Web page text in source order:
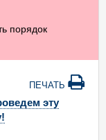
порядок
ПЕЧАТЬ
эту